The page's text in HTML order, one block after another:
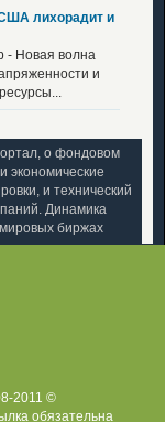
лихорадит и
- Новая волна
и
о фондовом
экономические
и технический
Динамика
биржах
2011 ©
обязательна